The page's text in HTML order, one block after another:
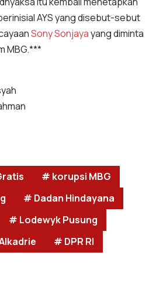
AYS yang disebut-sebut
Sony Sonjayayang diminta
MBG.***
# korupsi MBG
# Dadan Hindayana
# Lodewyk Pusung
# DPR RI